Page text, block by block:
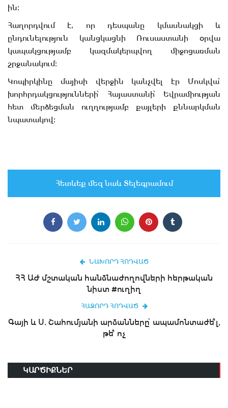
ին։
Հաղորդվում է, որ դեսպանը կմասնակցի և
ընդունելություն կանցկացնի Ռուսաստանի օրվա
կապակցությամբ կազմակերպվող միջոցառման
շրջանակում։
Կոպիրկինը մայիսի վերջին կանչվել էր Մոսկվա՝
խորհրդակցությունների՝ Հայաստանի՝ Եվրամիության
հետ մերձեցման ուղղությամբ քայլերի քննարկման
նպատակով։
Հետևեք մեզ նաև Տելեգրամում
ՆԱԽՈՐԴ ՀՈԴՎԱԾ
ՀՀ ԱԺ մշտական հանձնաժողովների հերթական
նիստ #ուղիղ
ՀԱՋՈՐԴ ՀՈԴՎԱԾ
Գայի և Ս. Շահումյանի արձանները՝ ապամոնտաժե՞լ,
թե՞ ոչ
ԿԱՐԾԻՔՆԵՐ